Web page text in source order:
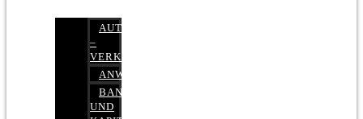
AUTOBETRUG
–
VERKEHRSRECHT
ANWALTSHAFTUNGSRECHT
BANK-
UND